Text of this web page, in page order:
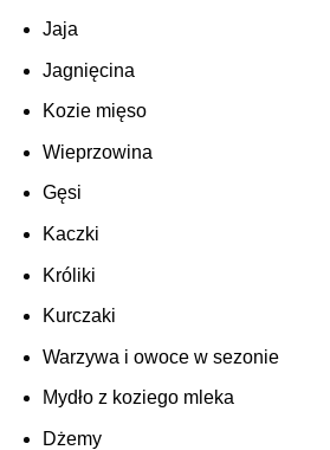
Jaja
Jagnięcina
Kozie mięso
Wieprzowina
Gęsi
Kaczki
Króliki
Kurczaki
Warzywa i owoce w sezonie
Mydło z koziego mleka
Dżemy